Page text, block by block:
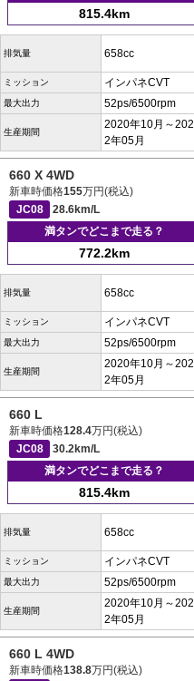
815.4km
排気量 658cc
ミッション インパネCVT
最大出力 52ps/6500rpm
生産期間
2020年10月～202
2年05月
660 X 4WD
新車時価格155万円(税込)
JC08
28.6km/L
満タンでどこまで走る？
772.2km
排気量 658cc
ミッション インパネCVT
最大出力 52ps/6500rpm
生産期間
2020年10月～202
2年05月
660 L
新車時価格128.4万円(税込)
JC08
30.2km/L
満タンでどこまで走る？
815.4km
排気量 658cc
ミッション インパネCVT
最大出力 52ps/6500rpm
生産期間
2020年10月～202
2年05月
660 L 4WD
新車時価格138.8万円(税込)